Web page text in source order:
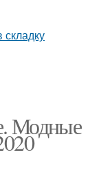
Модные